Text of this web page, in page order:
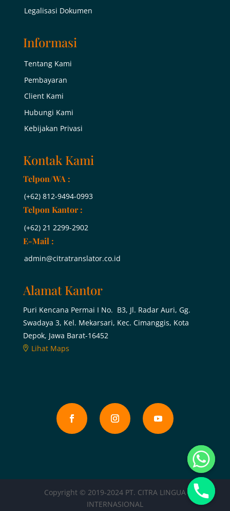
Legalisasi Dokumen
Informasi
Tentang Kami
Pembayaran
Client Kami
Hubungi Kami
Kebijakan Privasi
Kontak Kami
Telpon/WA :
(+62) 812-9494-0993
Telpon Kantor :
(+62) 21 2299-2902
E-Mail :
admin@citratranslator.co.id
Alamat Kantor
Puri Kencana Permai I No. B3, Jl. Radar Auri, Gg.
Swadaya 3, Kel. Mekarsari, Kec. Cimanggis, Kota
Depok, Jawa Barat-16452
Lihat Maps
Copyright © 2019-2024 PT. CITRA LINGUA
INTERNASIONAL